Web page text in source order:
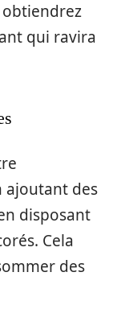
qui ravira
ajoutant des
disposant
Cela
des